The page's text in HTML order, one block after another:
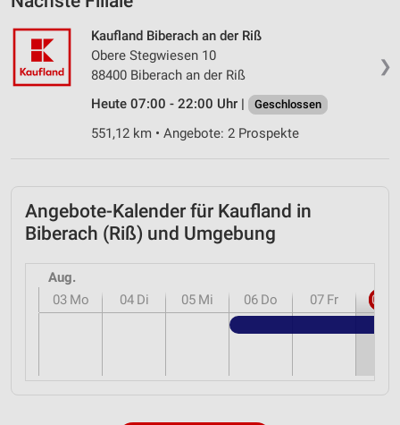
❯
Kaufland Biberach an der Riß
Obere Stegwiesen 10
88400 Biberach an der Riß
Heute 07:00 - 22:00 Uhr |
Geschlossen
551,12 km • Angebote: 2 Prospekte
Angebote-Kalender für Kaufland in
Biberach (Riß) und Umgebung
Aug.
03 Mo 04 Di 05 Mi 06 Do 07 Fr 08